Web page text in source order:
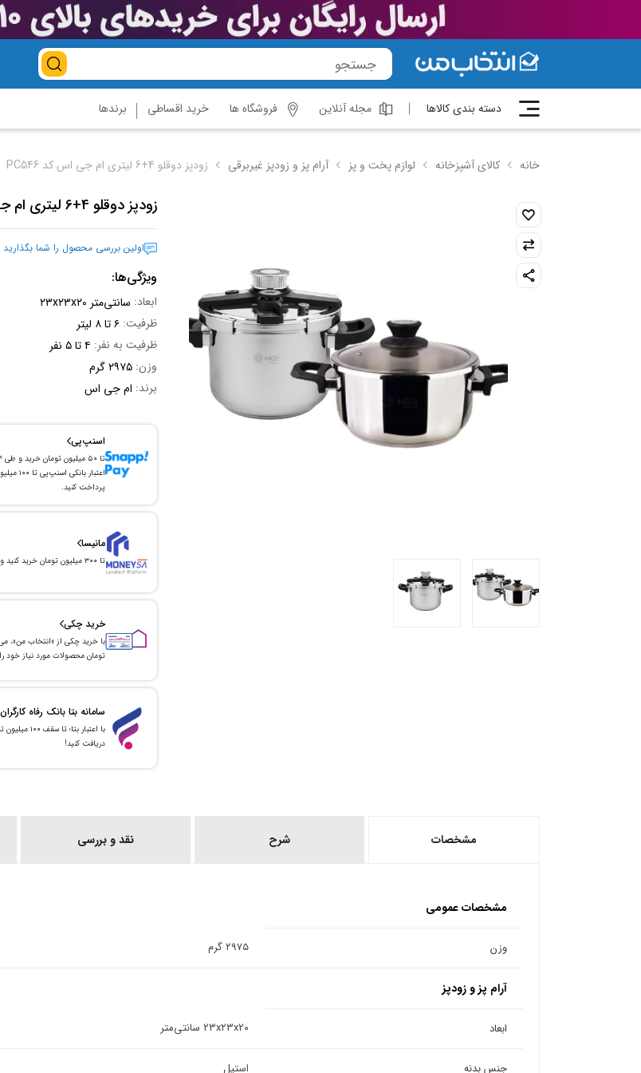
دسته بندی کالاها مجله آنلاین فروشگاه ها خرید اقساطی برندها
خانه کالای آشپزخانه لوازم پخت و پز آرام پز و زودپز غیربرقی زودپز دوقلو 4+6 لیتری ام جی اس کد PC546
زودپز دوقلو 4+6 لیتری ام جی اس کد PC546
اولین بررسی محصول را شما بگذارید
ویژگی‌ها:
ابعاد: ۲۳x۲۳x۲۰ سانتی‌متر
ظرفیت: ۶ تا ۸ لیتر
ظرفیت به نفر: ۴ تا ۵ نفر
وزن: ۲۹۷۵ گرم
برند: ام جی اس
اسنپ‌پی
پرداخت کنید.
مانیسا
تا ۳۰۰ میلیون تومان خرید کنید و طی ۱۸ قسط پرداخت کنید.
خرید چکی
تومان محصولات مورد نیاز خود
سامانه بتا بانک رفاه کارگران
با اعتبار
دریافت کنید!
مشخصات شرح نقد و بررسی
مشخصات عمومی
وزن ۲۹۷۵ گرم
آرام پز و زودپز
ابعاد ۲۳x۲۳x۲۰ سانتی‌متر
جنس بدنه استیل